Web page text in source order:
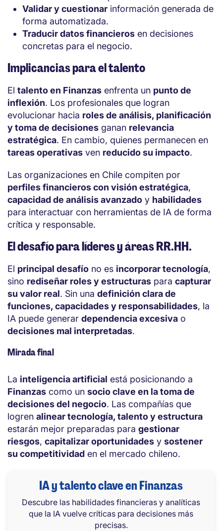
Validar y cuestionar información generada de
forma automatizada.
Traducir datos financieros en decisiones
concretas para el negocio.
Implicancias para el talento
El talento en Finanzas enfrenta un punto de
inflexión. Los profesionales que logran
evolucionar hacia roles de análisis, planificación
y toma de decisiones ganan relevancia
estratégica. En cambio, quienes permanecen en
tareas operativas ven reducido su impacto.
Las organizaciones en Chile compiten por
perfiles financieros con visión estratégica,
capacidad de análisis avanzado y habilidades
para interactuar con herramientas de IA de forma
crítica y responsable.
El desafío para líderes y áreas RR.HH.
El principal desafío no es incorporar tecnología,
sino rediseñar roles y estructuras para capturar
su valor real. Sin una definición clara de
funciones, capacidades y responsabilidades, la
IA puede generar dependencia excesiva o
decisiones mal interpretadas.
Mirada final
La inteligencia artificial está posicionando a
Finanzas como un socio clave en la toma de
decisiones del negocio. Las compañías que
logren alinear tecnología, talento y estructura
estarán mejor preparadas para gestionar
riesgos, capitalizar oportunidades y sostener
su competitividad en el mercado chileno.
IA y talento clave en Finanzas
Descubre las habilidades financieras y analíticas
que la IA vuelve críticas para decisiones más
precisas.